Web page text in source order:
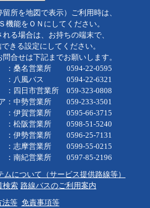
所を地図で表示）ご利用時は、
能をＯＮにしてください。
る場合は、お持ちの端末で、
きる設定にしてください。
合せは下記までお願いします。
営業所 0594-22-0595
0594-22-6321
日市営業所 059-323-0808
：中勢営業所 059-233-3501
伊賀営業所 0595-66-3715
松阪営業所 0598-51-5240
営業所 0596-25-7131
営業所 0599-55-0215
営業所 0597-85-2196
について（サービス提供路線等）
検索 路線バスのご利用案内
法等 免責事項等